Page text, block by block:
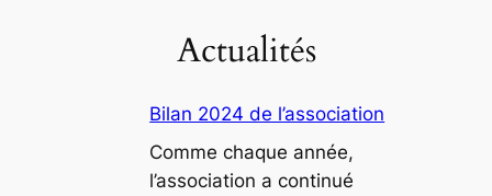
Actualités
Bilan 2024 de l’association
Comme chaque année,
l’association a continué